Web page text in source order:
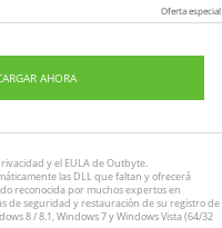
Oferta especial
AHORA
y el EULAde Outbyte.
las DLL que faltan y ofrecerá
reconocida por muchos expertos en
de seguridad y restauración de su registro de
8 / 8.1, Windows 7 y Windows Vista (64/32